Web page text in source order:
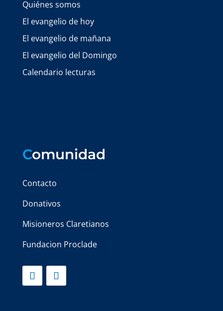
Quiénes somos
El evangelio de hoy
El evangelio de mañana
El evangelio del Domingo
Calendario lecturas
Comunidad
Contacto
Donativos
Misioneros Claretianos
Fundacion Proclade